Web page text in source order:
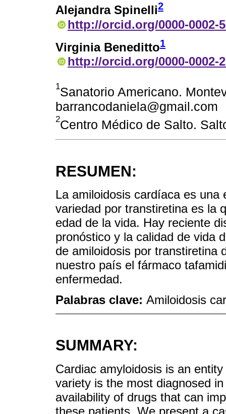
Alejandra Spinelli2
http://orcid.org/0000-0002-
Virginia Beneditto1
http://orcid.org/0000-0002-
1Sanatorio Americano.
barrancodaniela@gmail.com
2Centro Médico de Salto.
RESUMEN:
La amiloidosis cardíaca es
variedad por transtiretina es la
edad de la vida. Hay reciente
pronóstico y la calidad de vida
de amiloidosis por transtiretina
nuestro país el fármaco
enfermedad.
Palabras clave: Amiloidosis
SUMMARY:
Cardiac amyloidosis is an
variety is the most diagnosed
availability of drugs that can
these patients. We present a